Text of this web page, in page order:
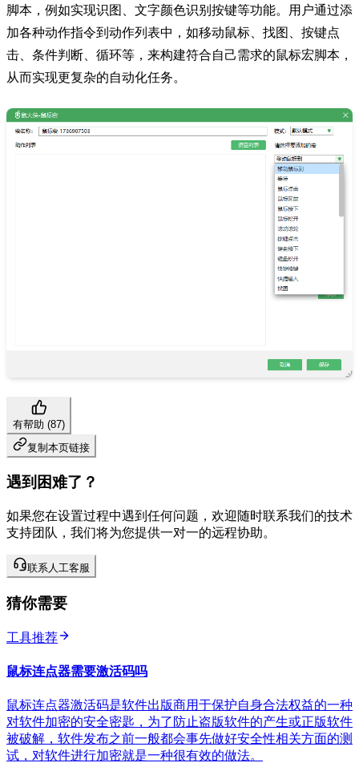
脚本，例如实现识图、文字颜色识别按键等功能。用户通过添
加各种动作指令到动作列表中，如移动鼠标、找图、按键点
击、条件判断、循环等，来构建符合自己需求的鼠标宏脚本，
从而实现更复杂的自动化任务。
有帮助 (87)
复制本页链接
遇到困难了？
如果您在设置过程中遇到任何问题，欢迎随时联系我们的技术
支持团队，我们将为您提供一对一的远程协助。
联系人工客服
猜你需要
工具推荐
鼠标连点器需要激活码吗
鼠标连点器激活码是软件出版商用于保护自身合法权益的一种
对软件加密的安全密匙，为了防止盗版软件的产生或正版软件
被破解，软件发布之前一般都会事先做好安全性相关方面的测
试，对软件进行加密就是一种很有效的做法。